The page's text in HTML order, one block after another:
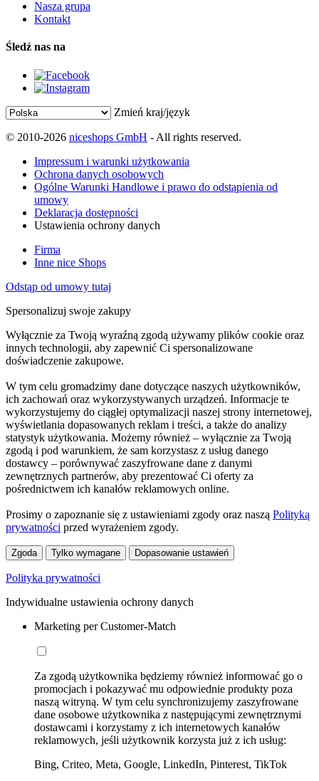
Nasza grupa
Kontakt
Śledź nas na
Zmień kraj/język
© 2010-2026 niceshops GmbH - All rights reserved.
Impressum i warunki użytkowania
Ochrona danych osobowych
Ogólne Warunki Handlowe i prawo do odstąpienia od
umowy
Deklaracja dostępności
Ustawienia ochrony danych
Firma
Inne nice Shops
Odstąp od umowy tutaj
Spersonalizuj swoje zakupy
Wyłącznie za Twoją wyraźną zgodą używamy plików cookie oraz
innych technologii, aby zapewnić Ci spersonalizowane
doświadczenie zakupowe.
W tym celu gromadzimy dane dotyczące naszych użytkowników,
ich zachowań oraz wykorzystywanych urządzeń. Informacje te
wykorzystujemy do ciągłej optymalizacji naszej strony internetowej,
wyświetlania dopasowanych reklam i treści, a także do analizy
statystyk użytkowania. Możemy również – wyłącznie za Twoją
zgodą i pod warunkiem, że sam korzystasz z usług danego
dostawcy – porównywać zaszyfrowane dane z danymi
zewnętrznych partnerów, aby prezentować Ci oferty za
pośrednictwem ich kanałów reklamowych online.
Prosimy o zapoznanie się z ustawieniami zgody oraz naszą Polityką
prywatności przed wyrażeniem zgody.
Zgoda Tylko wymagane Dopasowanie ustawień
Polityka prywatności
Indywidualne ustawienia ochrony danych
Marketing per Customer-Match
Za zgodą użytkownika będziemy również informować go o
promocjach i pokazywać mu odpowiednie produkty poza
naszą witryną. W tym celu synchronizujemy zaszyfrowane
dane osobowe użytkownika z następującymi zewnętrznymi
dostawcami i korzystamy z ich internetowych kanałów
reklamowych, jeśli użytkownik korzysta już z ich usług:
Bing, Criteo, Meta, Google, LinkedIn, Pinterest, TikTok